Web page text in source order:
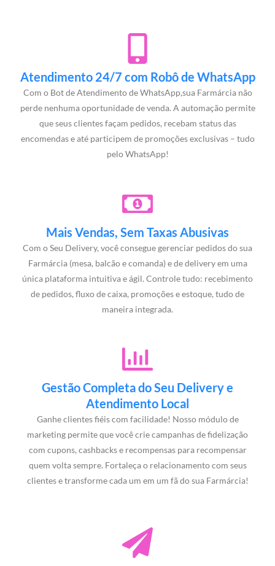
Atendimento 24/7 com Robô de WhatsApp
Com o Bot de Atendimento de WhatsApp,sua Farmárcia não
perde nenhuma oportunidade de venda. A automação permite
que seus clientes façam pedidos, recebam status das
encomendas e até participem de promoções exclusivas – tudo
pelo WhatsApp!
Mais Vendas, Sem Taxas Abusivas
Com o Seu Delivery, você consegue gerenciar pedidos do sua
Farmárcia (mesa, balcão e comanda) e de delivery em uma
única plataforma intuitiva e ágil. Controle tudo: recebimento
de pedidos, fluxo de caixa, promoções e estoque, tudo de
maneira integrada.
Gestão Completa do Seu Delivery e
Atendimento Local
Ganhe clientes fiéis com facilidade! Nosso módulo de
marketing permite que você crie campanhas de fidelização
com cupons, cashbacks e recompensas para recompensar
quem volta sempre. Fortaleça o relacionamento com seus
clientes e transforme cada um em um fã do sua Farmárcia!